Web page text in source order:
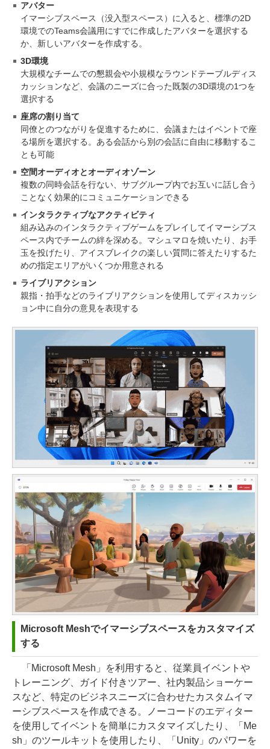
アバター
イマーシブスペース（没入型スペース）に入ると、標準の2D
環境でのTeams会議用にすでに作成したアバターを選択する
か、新しいアバターを作成する。
3D環境
大規模なチームでの懇親会や小規模なラウンドテーブルディス
カッションなど、会議のニーズに合った既製の3D環境の1つを
選択する
座席の割り当て
同僚とのつながりを促進するために、会議またはイベントで座
る場所を選択する。ある会話から別の会話に自由に移動するこ
とも可能
空間オーディオとオーディオゾーン
複数の同時会話を行ない、サブグループ内でお互いに話し合う
ことなく効果的にコミュニケーションできる
インタラクティブなアクティビティ
組み込みのインタラクティブゲームをプレイしてイマーシブス
ペース内でチームの絆を深める。マシュマロを焼いたり、お手
玉を投げたり、アイスブレイクの楽しい質問に答えたりするた
めの指定エリアがいくつか用意される
ライブリアクション
親指・拍手などのライブリアクションを使用してディスカッシ
ョン中に自分の意見を表現する
Microsoft Meshでイマーシブスペースをカスタマイズ
する
「Microsoft Mesh」を利用すると、従業員イベントや
トレーニング、ガイド付きツアー、社内製品ショーケー
スなど、特定のビジネスニーズに合わせたカスタムイマ
ーシブスペースを作成できる。ノーコードのエディター
を使用してイベントを簡単にカスタマイズしたり、「Me
sh」のツールキットを使用したり、「Unity」のパワーを